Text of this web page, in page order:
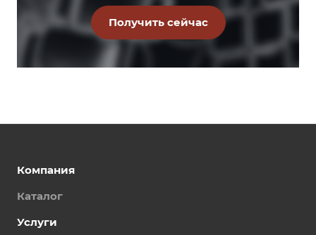
Компания
Каталог
Услуги